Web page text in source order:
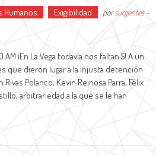
Humanos Exigibilidad porsurgentes-
AM ¡En La Vega todavía nos faltan 5! A un
que dieron lugar a la injusta detención
Polanco, Kevin Reinosa Parra, Félix
arbitrariedad a la que se le han